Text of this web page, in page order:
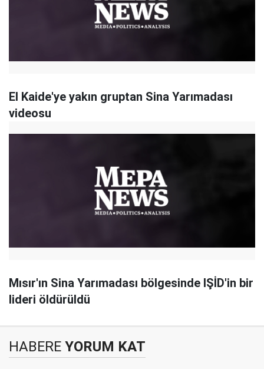
El Kaide'ye yakın gruptan Sina Yarımadası
videosu
Mısır'ın Sina Yarımadası bölgesinde IŞİD'in bir
lideri öldürüldü
HABERE YORUM KAT